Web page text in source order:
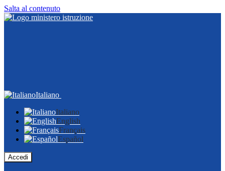
Salta al contenuto
Italiano
Italiano
English
Français
Español
Accedi